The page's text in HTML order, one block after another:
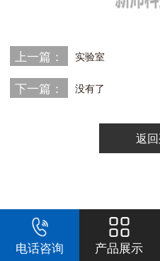
上一篇： 实验室
下一篇： 没有了
返
电话咨询 产品展示